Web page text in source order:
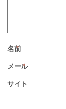
名前
*
メール
*
サイト